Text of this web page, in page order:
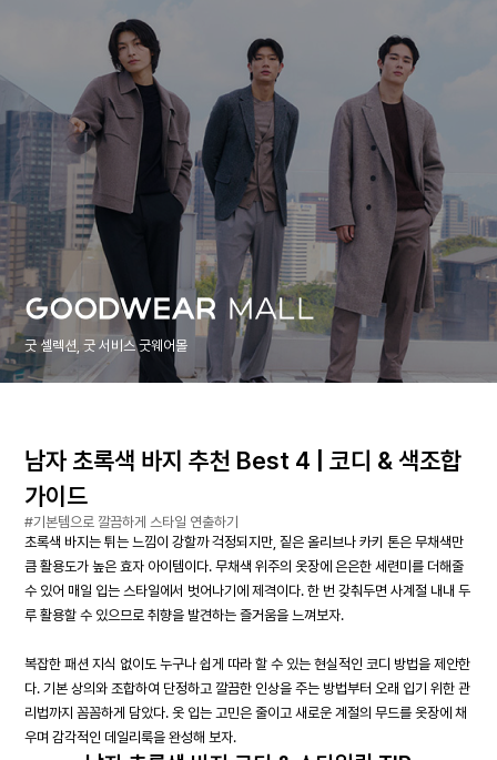
굿 셀렉션, 굿 서비스 굿웨어몰
남자 초록색 바지 추천 Best 4 | 코디 & 색조합
가이드
#기본템으로 깔끔하게 스타일 연출하기
초록색 바지는 튀는 느낌이 강할까 걱정되지만, 짙은 올리브나 카키 톤은 무채색만
큼 활용도가 높은 효자 아이템이다. 무채색 위주의 옷장에 은은한 세련미를 더해줄
수 있어 매일 입는 스타일에서 벗어나기에 제격이다. 한 번 갖춰두면 사계절 내내 두
루 활용할 수 있으므로 취향을 발견하는 즐거움을 느껴보자.
복잡한 패션 지식 없이도 누구나 쉽게 따라 할 수 있는 현실적인 코디 방법을 제안한
다. 기본 상의와 조합하여 단정하고 깔끔한 인상을 주는 방법부터 오래 입기 위한 관
리법까지 꼼꼼하게 담았다. 옷 입는 고민은 줄이고 새로운 계절의 무드를 옷장에 채
우며 감각적인 데일리룩을 완성해 보자.